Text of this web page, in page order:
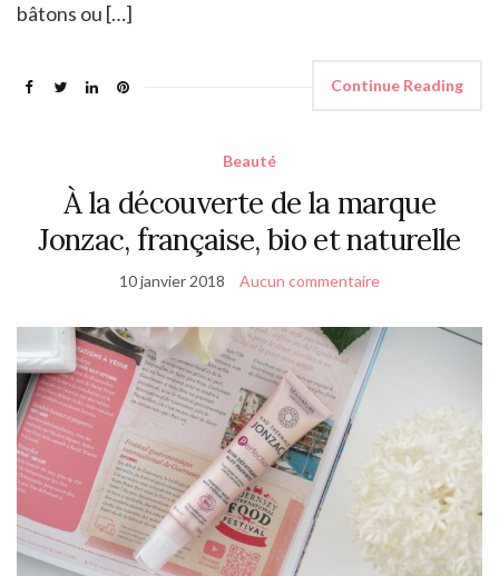
bâtons ou […]
Continue Reading
Beauté
À la découverte de la marque
Jonzac, française, bio et naturelle
10 janvier 2018 Aucun commentaire